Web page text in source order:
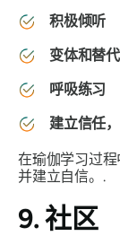
积极倾听
变体和替
呼吸练习
建立信任
在瑜伽学习过程
并建立自信。.
9. 社区